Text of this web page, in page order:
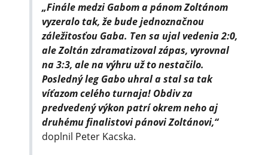
„Finále medzi Gabom a pánom Zoltánom
vyzeralo tak, že bude jednoznačnou
záležitosťou Gaba. Ten sa ujal vedenia 2:0,
ale Zoltán zdramatizoval zápas, vyrovnal
na 3:3, ale na výhru už to nestačilo.
Posledný leg Gabo uhral a stal sa tak
víťazom celého turnaja! Obdiv za
predvedený výkon patrí okrem neho aj
druhému finalistovi pánovi Zoltánovi,“
doplnil Peter Kacska.